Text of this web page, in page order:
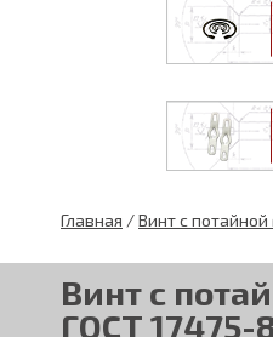
Главная /Винт с
Винт с
ГОСТ 17475-